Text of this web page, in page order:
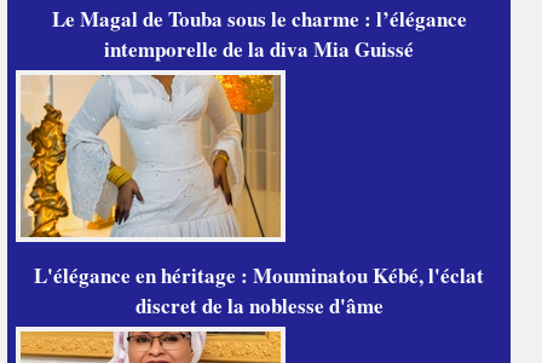
Le Magal de Touba sous le charme : l’élégance
intemporelle de la diva Mia Guissé
L'élégance en héritage : Mouminatou Kébé, l'éclat
discret de la noblesse d'âme